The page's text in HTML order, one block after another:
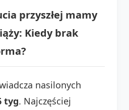
przyszłej mamy
Kiedy brak
nasilonych
tyg. Najczęściej